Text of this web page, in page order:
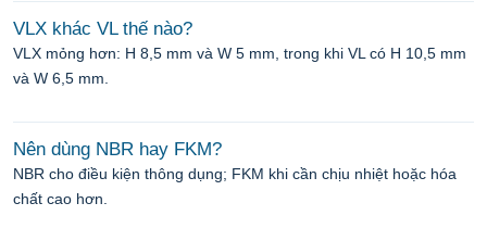
VLX khác VL thế nào?
VLX mỏng hơn: H 8,5 mm và W 5 mm, trong khi VL có H 10,5 mm
và W 6,5 mm.
Nên dùng NBR hay FKM?
NBR cho điều kiện thông dụng; FKM khi cần chịu nhiệt hoặc hóa
chất cao hơn.